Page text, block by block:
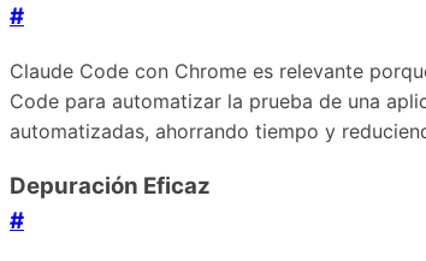
#
Claude Code con Chrome es relevante
Code para automatizar la prueba de una
automatizadas, ahorrando tiempo y
Depuración Eficaz
#